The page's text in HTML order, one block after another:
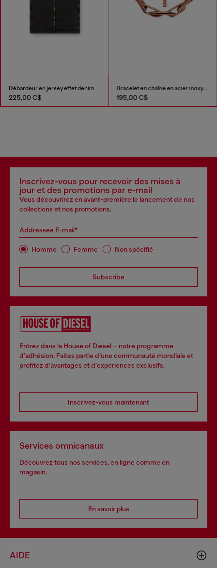
Débardeur en jersey effet denim
225,00 C$
Bracelet en chaîne en acier inoxydable
195,00 C$
Inscrivez-vous pour recevoir des mises à
jour et des promotions par e-mail
Vous découvrirez en avant-première le lancement de nos
collections et nos promotions.
Addressee E-mail*
Homme Femme Non spécifié
Subscribe
Entrez dans la House of Diesel – notre programme
d’adhésion. Faites partie d’une communauté mondiale et
profitez d’avantages et d’expériences exclusifs.
Inscrivez-vous maintenant
Services omnicanaux
Découvrez tous nos services, en ligne comme en
magasin.
En savoir plus
AIDE